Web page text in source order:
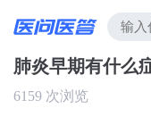
肺炎早期有什么
6159 次浏览